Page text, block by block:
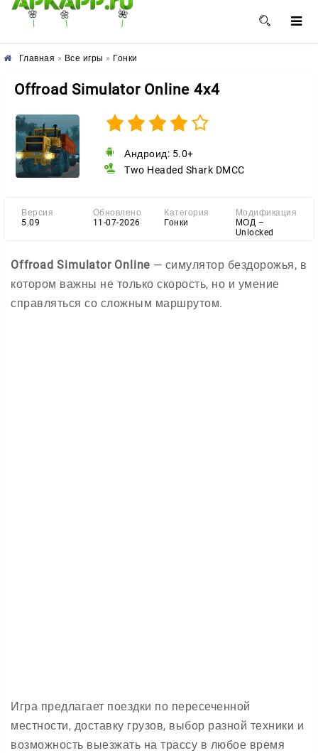
🌸 🌼 🌺
Главная » Все игры » Гонки
Offroad Simulator Online 4x4
Андроид: 5.0+
Two Headed Shark DMCC
Версия
5.09
Обновлено
11-07-2026
Категория
Гонки
Модификация
МОД –
Unlocked
Offroad Simulator Online — симулятор бездорожья, в
котором важны не только скорость, но и умение
справляться со сложным маршрутом.
Игра предлагает поездки по пересеченной
местности, доставку грузов, выбор разной техники и
возможность выезжать на трассу в любое время